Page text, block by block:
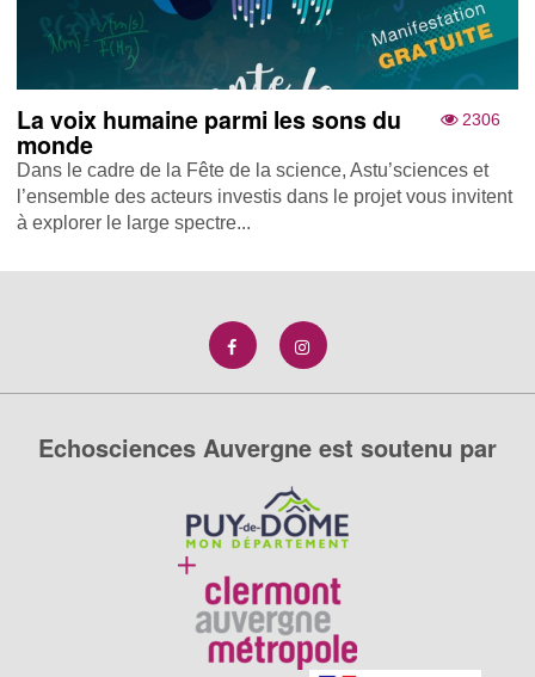
2306
La voix humaine parmi les sons du
monde
Dans le cadre de la Fête de la science, Astu’sciences et
l’ensemble des acteurs investis dans le projet vous invitent
à explorer le large spectre...
Echosciences Auvergne est soutenu par